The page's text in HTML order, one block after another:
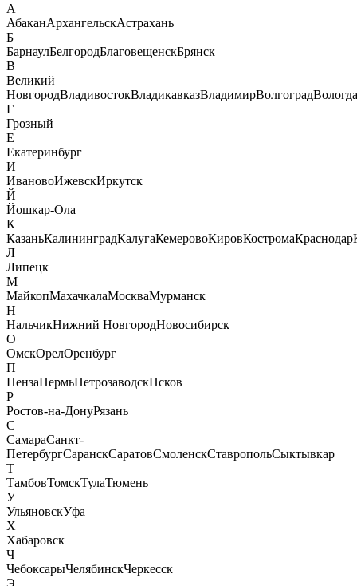
А
АбаканАрхангельскАстрахань
Б
БарнаулБелгородБлаговещенскБрянск
В
Великий
НовгородВладивостокВладикавказВладимирВолгоградВологда
Г
Грозный
Е
Екатеринбург
И
ИвановоИжевскИркутск
Й
Йошкар-Ола
К
КазаньКалининградКалугаКемеровоКировКостромаКраснодар
Л
Липецк
М
МайкопМахачкалаМоскваМурманск
Н
НальчикНижний НовгородНовосибирск
О
ОмскОрелОренбург
П
ПензаПермьПетрозаводскПсков
Р
Ростов-на-ДонуРязань
С
СамараСанкт-
ПетербургСаранскСаратовСмоленскСтавропольСыктывкар
Т
ТамбовТомскТулаТюмень
У
УльяновскУфа
Х
Хабаровск
Ч
ЧебоксарыЧелябинскЧеркесск
Э